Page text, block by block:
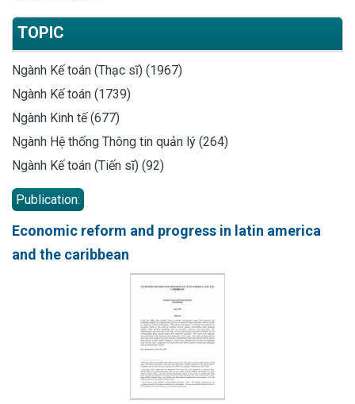
TOPIC
Ngành Kế toán (Thạc sĩ) (1967)
Ngành Kế toán (1739)
Ngành Kinh tế (677)
Ngành Hệ thống Thông tin quản lý (264)
Ngành Kế toán (Tiến sĩ) (92)
Publication:
Economic reform and progress in latin america
and the caribbean